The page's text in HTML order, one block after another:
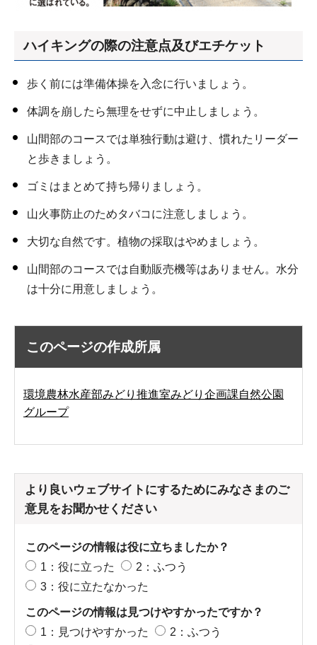
ハイキングの際の注意点及びエチケット
歩く前には準備体操を入念に行いましょう。
体調を崩したら無理をせずに中止しましょう。
山間部のコースでは単独行動は避け、慣れたリーダー
と歩きましょう。
ゴミはまとめて持ち帰りましょう。
山火事防止のためタバコに注意しましょう。
大切な自然です。植物の採取はやめましょう。
山間部のコースでは自動販売機等はありません。水分
は十分に用意しましょう。
このページの作成所属
環境農林水産部みどり推進室みどり企画課自然公園
グループ
より良いウェブサイトにするためにみなさまのご
意見をお聞かせください
このページの情報は役に立ちましたか？
1：役に立った
2：ふつう
3：役に立たなかった
このページの情報は見つけやすかったですか？
1：見つけやすかった
2：ふつう